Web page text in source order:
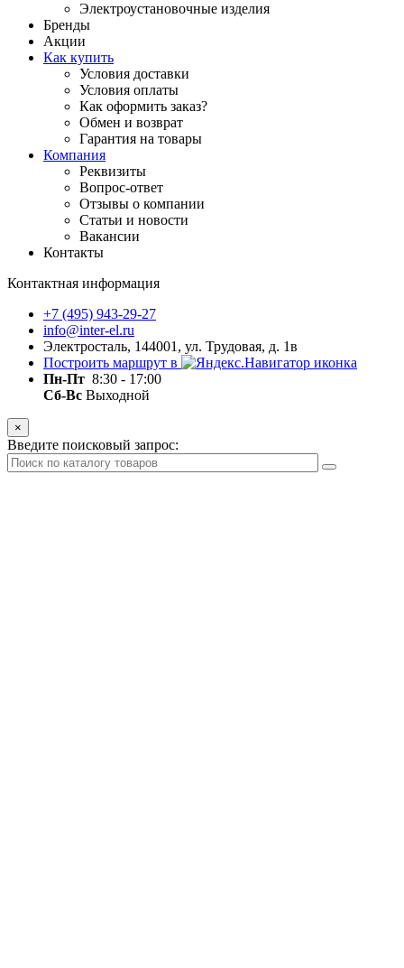
Электроустановочные изделия
Бренды
Акции
Как купить
Условия доставки
Условия оплаты
Как оформить заказ?
Обмен и возврат
Гарантия на товары
Компания
Реквизиты
Вопрос-ответ
Отзывы о компании
Статьи и новости
Вакансии
Контакты
Контактная информация
+7 (495) 943-29-27
info@inter-el.ru
Электросталь, 144001, ул. Трудовая, д. 1в
Построить маршрут в
Пн-Пт 8:30 - 17:00
Сб-Вс Выходной
×
Введите поисковый запрос: